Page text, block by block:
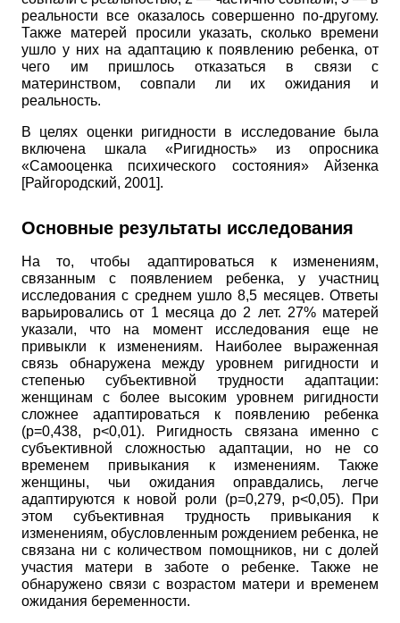
реальности все оказалось совершенно по-другому.
Также матерей просили указать, сколько времени
ушло у них на адаптацию к появлению ребенка, от
чего им пришлось отказаться в связи с
материнством, совпали ли их ожидания и
реальность.
В целях оценки ригидности в исследование была
включена шкала «Ригидность» из опросника
«Самооценка психического состояния» Ай­зенка
[Райгородский, 2001].
Основные результаты исследования
На то, чтобы адаптироваться к изменениям,
связанным с появлением ребенка, у участниц
исследования с среднем ушло 8,5 месяцев. Ответы
варьировались от 1 месяца до 2 лет. 27% матерей
указали, что на момент исследования еще не
привыкли к изменениям. Наиболее выраженная
связь обнаружена между уровнем ригидности и
степенью субъективной трудности адаптации:
женщинам с более высоким уровнем ригидности
сложнее адаптироваться к появлению ребенка
(р=0,438, p<0,01). Ригидность связана именно с
субъективной сложностью адаптации, но не со
временем привыкания к изменениям. Также
женщины, чьи ожидания оправдались, легче
адаптируются к новой роли (р=0,279, p<0,05).
При
этом субъективная трудность привыкания к
изменениям, обусловленным рождением ребенка, не
связана ни с количеством помощников, ни с долей
участия матери в заботе о ребенке. Также не
обнаружено связи с возрастом матери и временем
ожидания беременности.